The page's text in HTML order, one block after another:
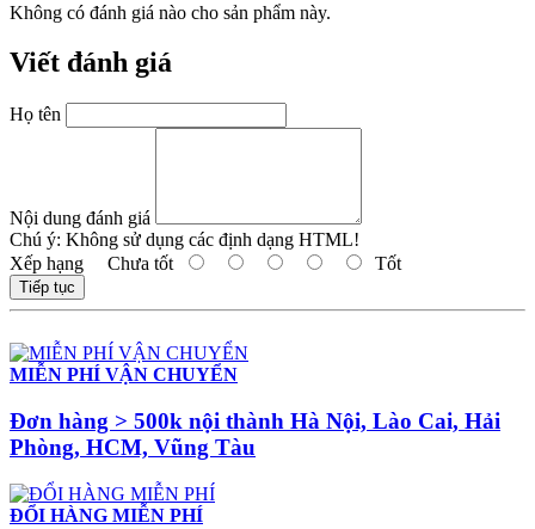
Không có đánh giá nào cho sản phẩm này.
Viết đánh giá
Họ tên
Nội dung đánh giá
Chú ý: Không sử dụng các định dạng HTML!
Xếp hạng Chưa tốt Tốt
Tiếp tục
MIỄN PHÍ VẬN CHUYỂN
Đơn hàng > 500k nội thành Hà Nội, Lào Cai, Hải
Phòng, HCM, Vũng Tàu
ĐỔI HÀNG MIỄN PHÍ